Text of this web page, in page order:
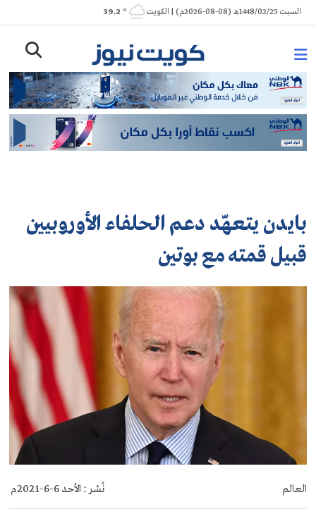
Skip
to
السبت 1448/02/25هـ (08-08-2026م) | الكويت ° 39.2
بايدن يتعهّد دعم الحلفاء الأوروبيين
قبيل قمته مع بوتين
العالم نُشر : الأحد 6-6-2021م